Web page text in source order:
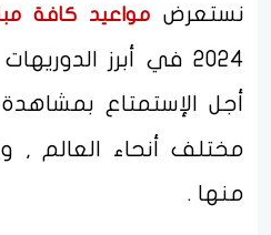
نستعرض مواعيد كافة
2024 في أبرز
أجل الإستمتاع
مختلف أنحاء العالم ,
منها .